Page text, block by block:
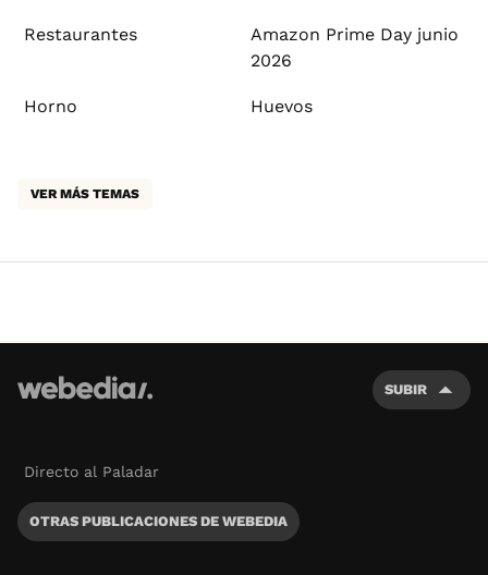
Restaurantes
Amazon Prime Day junio
2026
Horno Huevos
VER MÁS TEMAS
SUBIR
Directo al Paladar
OTRAS PUBLICACIONES DE WEBEDIA